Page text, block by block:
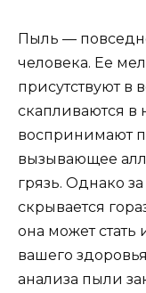
Пыль —
человека. Ее
присутствуют в
скапливаются
воспринимают
вызывающее
грязь. Однако
скрывается
она может стать
вашего
анализа пыли